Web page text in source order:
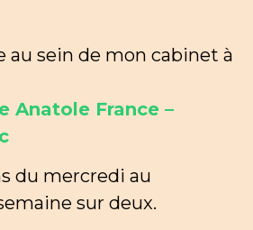
au sein de mon cabinet à
Anatole France –
du mercredi au
sur deux.